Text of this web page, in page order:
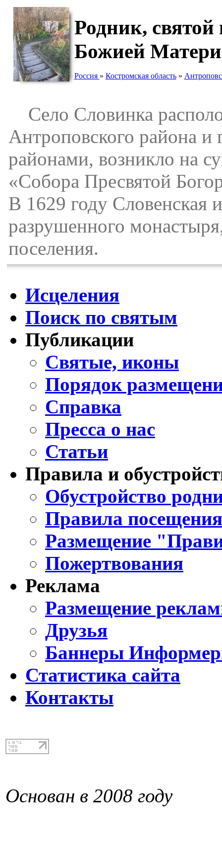
Родник,
Божией
Россия » Костромская область»
Село Словинка
Антроповского района
районами, возникло на
«Собора Пресвятой
В 1629 году Словенская
разрушенного
поселения.
Исцеления
Поиск по святым
Публикации
Святые, иконы
Порядок
Справка
Пресса о нас
Статьи
Правила и
Обустройство
Правила
Размещение
Пожертвования
Реклама
Размещение
Друзья
Баннеры
Статистика сайта
Контакты
Основан в 2008 году